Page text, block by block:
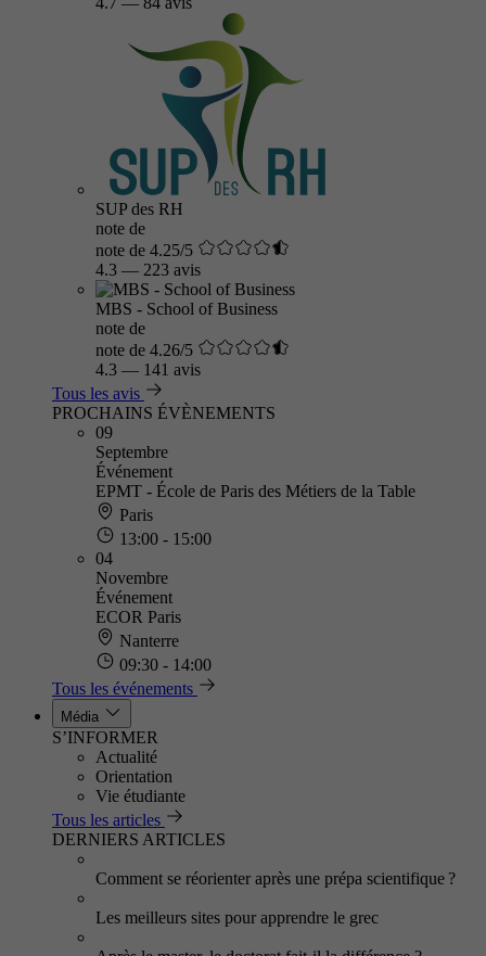
SUP des RH
note de
note de 4.25/5
4.3 — 223 avis
MBS - School of Business
note de
note de 4.26/5
4.3 — 141 avis
Tous les avis
PROCHAINS ÉVÈNEMENTS
09
Septembre
Événement
EPMT - École de Paris des Métiers de la Table
Paris
13:00 - 15:00
04
Novembre
Événement
ECOR Paris
Nanterre
09:30 - 14:00
Tous les événements
Média
S’INFORMER
Actualité
Orientation
Vie étudiante
Tous les articles
DERNIERS ARTICLES
Comment se réorienter après une prépa scientifique ?
Les meilleurs sites pour apprendre le grec